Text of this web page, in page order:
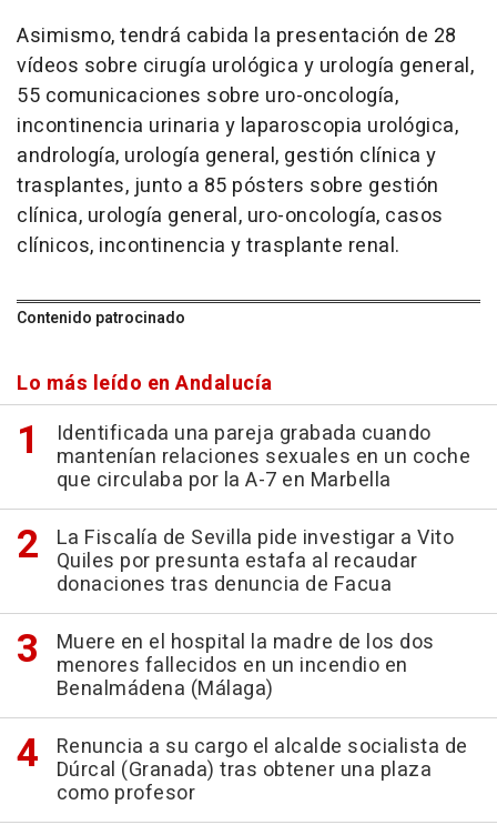
Asimismo, tendrá cabida la presentación de 28
vídeos sobre cirugía urológica y urología general,
55 comunicaciones sobre uro-oncología,
incontinencia urinaria y laparoscopia urológica,
andrología, urología general, gestión clínica y
trasplantes, junto a 85 pósters sobre gestión
clínica, urología general, uro-oncología, casos
clínicos, incontinencia y trasplante renal.
Contenido patrocinado
Lo más leído en Andalucía
Identificada una pareja grabada cuando
mantenían relaciones sexuales en un coche
que circulaba por la A-7 en Marbella
La Fiscalía de Sevilla pide investigar a Vito
Quiles por presunta estafa al recaudar
donaciones tras denuncia de Facua
Muere en el hospital la madre de los dos
menores fallecidos en un incendio en
Benalmádena (Málaga)
Renuncia a su cargo el alcalde socialista de
Dúrcal (Granada) tras obtener una plaza
como profesor